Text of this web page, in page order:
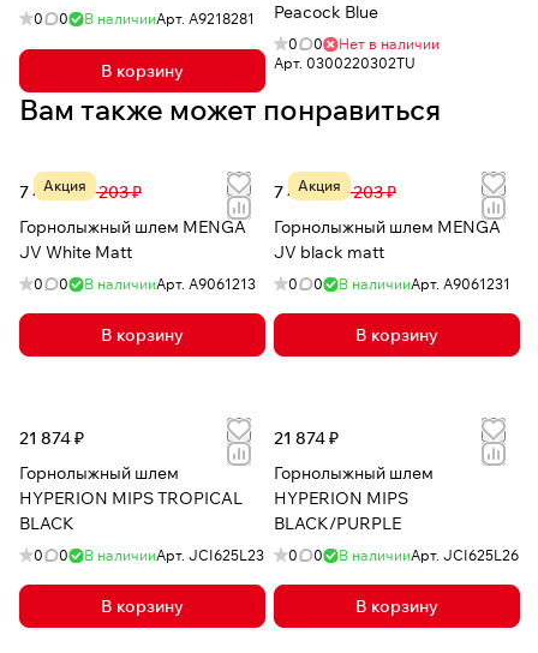
0 0 В наличииАрт. А9218281
В корзину
Peacock Blue
0 0
Нет в наличии
Арт. 0300220302TU
Вам также может понравиться
Акция
7 493 ₽17 203 ₽
Горнолыжный шлем MENGA
JV White Matt
0 0 В наличииАрт. A9061213
В корзину
Акция
7 493 ₽17 203 ₽
Горнолыжный шлем MENGA
JV black matt
0 0 В наличииАрт. A9061231
В корзину
21 874 ₽
Горнолыжный шлем
HYPERION MIPS TROPICAL
BLACK
0 0 В наличииАрт. JCI625L23
В корзину
21 874 ₽
Горнолыжный шлем
HYPERION MIPS
BLACK/PURPLE
0 0 В наличииАрт. JCI625L26
В корзину